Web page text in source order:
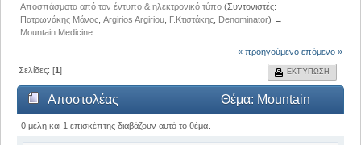
Αποσπάσματα από τον έντυπο & ηλεκτρονικό τύπο(Συντονιστές:
Πατρωνάκης Μάνος, Argirios Argiriou, Γ.Κτιστάκης, Denominator) →
Mountain Medicine.
« προηγούμενο επόμενο »
ΕΚΤΎΠΩΣΗ
Σελίδες: [1]
Αποστολέας
Θέμα: Mountain
Medicine. (Αναγνώστηκε 23822 φορές)
0 μέλη και 1 επισκέπτης διαβάζουν αυτό το θέμα.